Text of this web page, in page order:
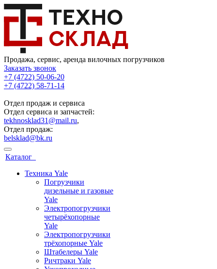
Продажа, сервис, аренда вилочных погрузчиков
Заказать звонок
+7 (4722) 50-06-20
+7 (4722) 58-71-14
Отдел продаж и сервиса
Отдел сервиса и запчастей:
tekhnosklad31@mail.ru,
Отдел продаж:
belsklad@bk.ru
Каталог
Техника Yale
Погрузчики
дизельные и газовые
Yale
Электропогрузчики
четырёхопорные
Yale
Электропогрузчики
трёхопорные Yale
Штабелеры Yale
Ричтраки Yale